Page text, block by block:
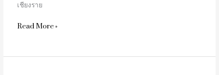
เชียงราย
Read More »